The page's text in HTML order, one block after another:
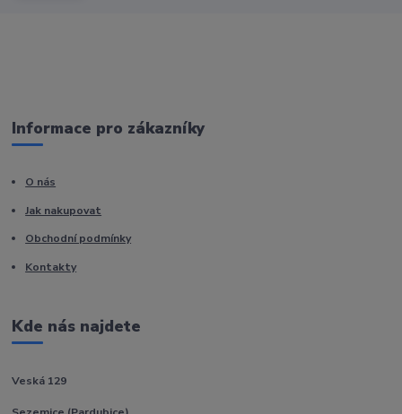
Informace pro zákazníky
O nás
Jak nakupovat
Obchodní podmínky
Kontakty
Kde nás najdete
Veská 129